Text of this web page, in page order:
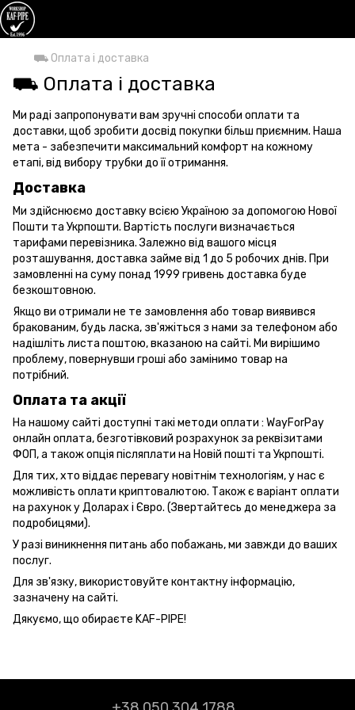
⛟ Оплата і доставка
⛟ Оплата і доставка
Ми раді запропонувати вам зручні способи оплати та
доставки, щоб зробити досвід покупки більш приємним. Наша
мета - забезпечити максимальний комфорт на кожному
етапі, від вибору трубки до її отримання.
Доставка
Ми здійснюємо доставку всією Україною за допомогою Нової
Пошти та Укрпошти. Вартість послуги визначається
тарифами перевізника. Залежно від вашого місця
розташування, доставка займе від 1 до 5 робочих днів. При
замовленні на суму понад 1999 гривень доставка буде
безкоштовною.
Якщо ви отримали не те замовлення або товар виявився
бракованим, будь ласка, зв'яжіться з нами за телефоном або
надішліть листа поштою, вказаною на сайті. Ми вирішимо
проблему, повернувши гроші або замінимо товар на
потрібний.
Оплата та акції
На нашому сайті доступні такі методи оплати : WayForPay
онлайн оплата, безготівковий розрахунок за реквізитами
ФОП, а також опція післяплати на Новій пошті та Укрпошті.
Для тих, хто віддає перевагу новітнім технологіям, у нас є
можливість оплати криптовалютою. Також є варіант оплати
на рахунок у Доларах і Євро. (Звертайтесь до менеджера за
подробицями).
У разі виникнення питань або побажань, ми завжди до ваших
послуг.
Для зв'язку, використовуйте контактну інформацію,
зазначену на сайті.
Дякуємо, що обираєте KAF-PIPE!